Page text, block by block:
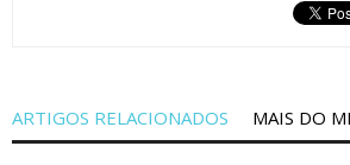
ARTIGOS RELACIONADOS MAIS DO